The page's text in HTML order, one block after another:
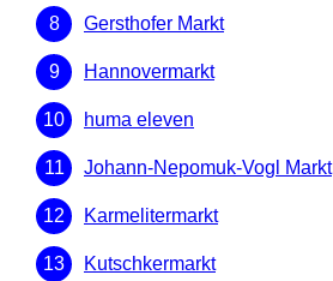
Gersthofer Markt
Hannovermarkt
huma eleven
Johann-Nepomuk-Vogl Markt
Karmelitermarkt
Kutschkermarkt